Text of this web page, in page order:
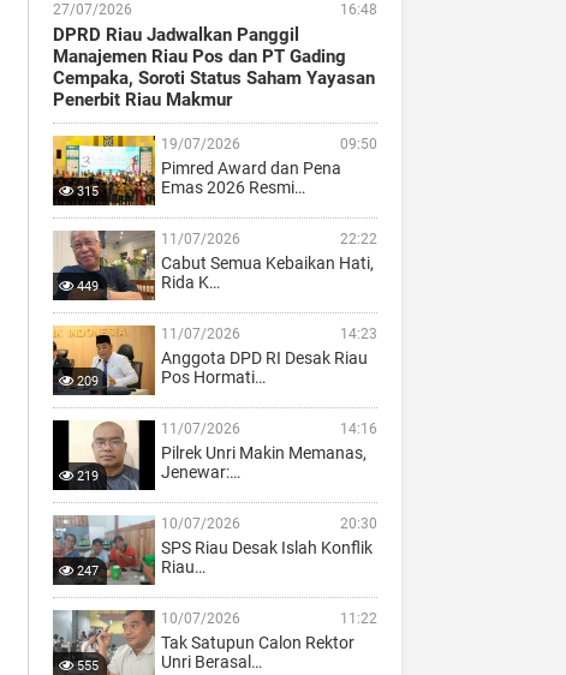
27/07/2026 16:48
DPRD Riau Jadwalkan Panggil
Manajemen Riau Pos dan PT Gading
Cempaka, Soroti Status Saham Yayasan
Penerbit Riau Makmur
315
19/07/2026 09:50
Pimred Award dan Pena
Emas 2026 Resmi…
449
11/07/2026 22:22
Cabut Semua Kebaikan Hati,
Rida K…
209
11/07/2026 14:23
Anggota DPD RI Desak Riau
Pos Hormati…
219
11/07/2026 14:16
Pilrek Unri Makin Memanas,
Jenewar:…
247
10/07/2026 20:30
SPS Riau Desak Islah Konflik
Riau…
555
10/07/2026 11:22
Tak Satupun Calon Rektor
Unri Berasal…